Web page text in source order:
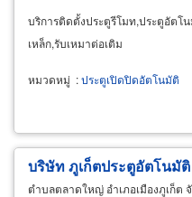
บริการติดตั้งประตูรีโมท,ประตูอัตโ
เหล็ก,รับเหมาต่อเติม
หมวดหมู่ :ประตูเปิดปิดอัตโนมัติ
บริษัท ภูเก็ตประตูอัตโนมั
ตำบลตลาดใหญ่ อำเภอเมืองภูเก็ต